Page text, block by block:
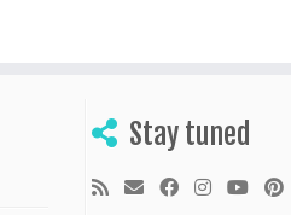
Stay tuned